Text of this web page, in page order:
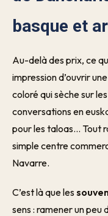
basque et
Au-delà des prix, ce
impression d’ouvrir
coloré qui sèche sur
conversations en
pour les taloas… Tout
simple centre
Navarre.
C’est là que les
sens : ramener un